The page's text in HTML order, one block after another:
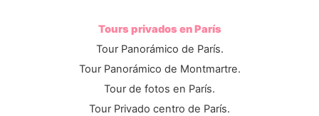
Tours privados en París
Tour Panorámico de París.
Tour Panorámico de Montmartre.
Tour de fotos en París.
Tour Privado centro de París.